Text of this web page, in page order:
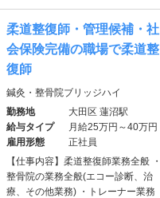
柔道整復師・管理候補・社
会保険完備の職場で柔道整
復師
鍼灸・整骨院ブリッジハイ
勤務地
大田区 蓮沼駅
給与タイプ
月給25万円～40万円
雇用形態
正社員
【仕事内容】柔道整復師業務全般 ・
整骨院の業務全般(エコー診断、治
療、その他業務) ・トレーナー業務